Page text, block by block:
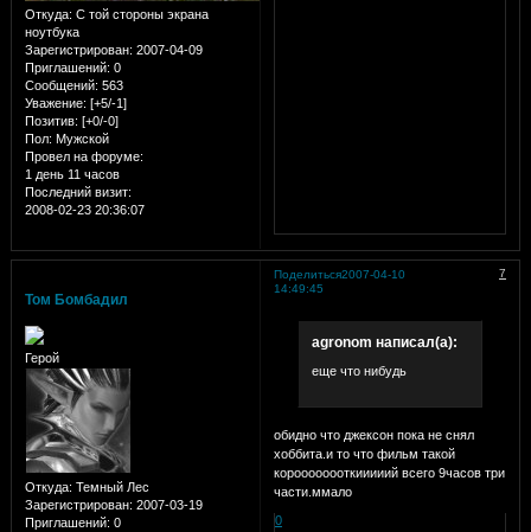
Откуда: С той стороны экрана
ноутбука
Зарегистрирован: 2007-04-09
Приглашений: 0
Сообщений: 563
Уважение: [+5/-1]
Позитив: [+0/-0]
Пол: Мужской
Провел на форуме:
1 день 11 часов
Последний визит:
2008-02-23 20:36:07
Поделиться 7
2007-04-10
14:49:45
Том Бомбадил
Герой
Откуда: Темный Лес
Зарегистрирован: 2007-03-19
Приглашений: 0
agronom написал(а):
еще что нибудь
обидно что джексон пока не снял
хоббита.и то что фильм такой
короооооооткииииий всего 9часов три
части.ммало
0